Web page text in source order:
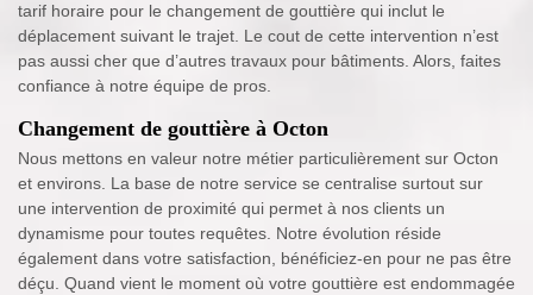
tarif horaire pour le changement de gouttière qui inclut le
déplacement suivant le trajet. Le cout de cette intervention n’est
pas aussi cher que d’autres travaux pour bâtiments. Alors, faites
confiance à notre équipe de pros.
Changement de gouttière à Octon
Nous mettons en valeur notre métier particulièrement sur Octon
et environs. La base de notre service se centralise surtout sur
une intervention de proximité qui permet à nos clients un
dynamisme pour toutes requêtes. Notre évolution réside
également dans votre satisfaction, bénéficiez-en pour ne pas être
déçu. Quand vient le moment où votre gouttière est endommagée